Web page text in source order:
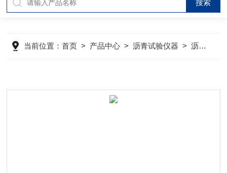
当前位置：首页 > 产品中心 >沥青试验仪器 >沥青针入度仪